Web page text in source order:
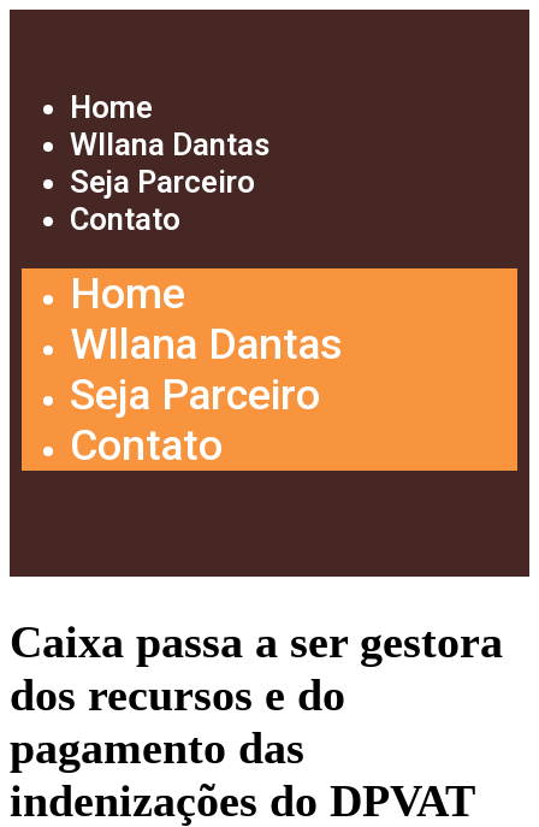
Home
Wllana Dantas
Seja Parceiro
Contato
Home
Wllana Dantas
Seja Parceiro
Contato
Caixa passa a ser gestora
dos recursos e do
pagamento das
indenizações do DPVAT